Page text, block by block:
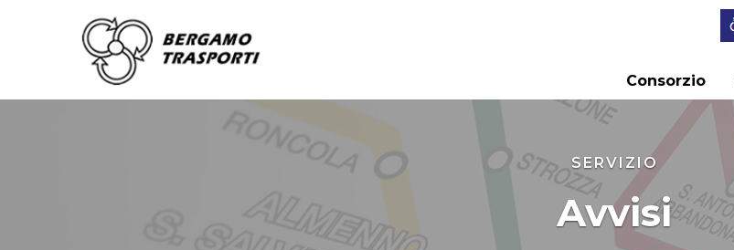
Consorzio
SERVIZIO
Avvisi